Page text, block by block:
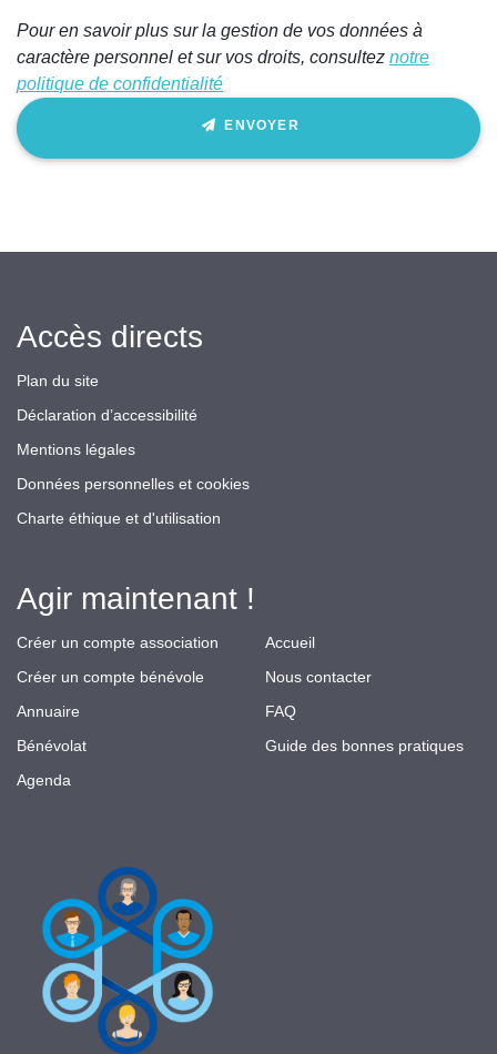
Pour en savoir plus sur la gestion de vos données à
caractère personnel et sur vos droits, consultez notre
politique de confidentialité
ENVOYER
Accès directs
Plan du site
Déclaration d’accessibilité
Mentions légales
Données personnelles et cookies
Charte éthique et d'utilisation
Agir maintenant !
Créer un compte association
Créer un compte bénévole
Annuaire
Bénévolat
Agenda
Accueil
Nous contacter
FAQ
Guide des bonnes pratiques